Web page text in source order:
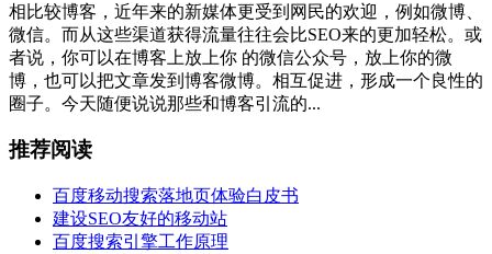
相比较博客，近年来的新媒体更受到网民的欢迎，例如微博、
微信。而从这些渠道获得流量往往会比SEO来的更加轻松。或
者说，你可以在博客上放上你 的微信公众号，放上你的微
博，也可以把文章发到博客微博。相互促进，形成一个良性的
圈子。今天随便说说那些和博客引流的...
推荐阅读
百度移动搜索落地页体验白皮书
建设SEO友好的移动站
百度搜索引擎工作原理